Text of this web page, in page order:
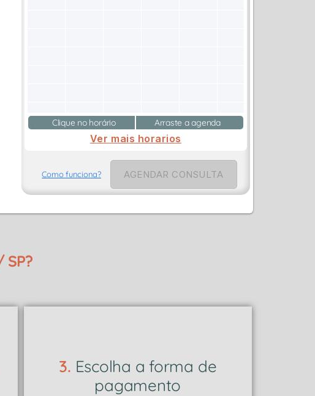
Clique no horário Arraste a agenda
Ver mais horarios
Como funciona? AGENDAR CONSULTA
3. Escolha a forma de
pagamento